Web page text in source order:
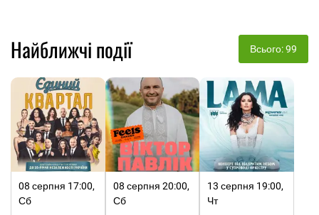
Найближчі події Всього: 99
08 серпня 17:00,
Сб
08 серпня 20:00,
Сб
13 серпня 19:00,
Чт